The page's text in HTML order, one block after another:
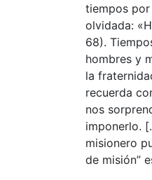
tiempos por
olvidada:
68).
hombres y
la
recuerda
nos
imponerlo.
misionero
de misión”